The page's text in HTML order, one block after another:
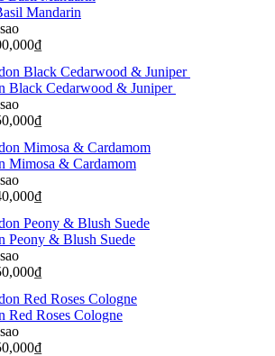
Mandarin
sao
₫
Black Cedarwood & Juniper
sao
₫
Mimosa & Cardamom
sao
₫
Peony & Blush Suede
sao
₫
Red Roses Cologne
sao
₫